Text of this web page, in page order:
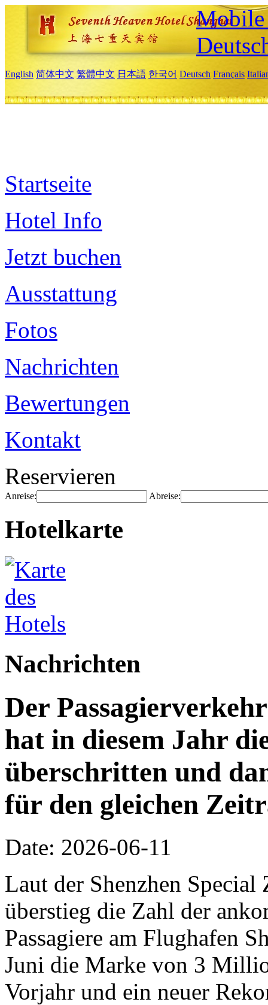
Mobile
English 简体中文 繁體中文 日本語 한국어 Deutsch Français
Startseite
Hotel Info
Jetzt buchen
Ausstattung
Fotos
Nachrichten
Bewertungen
Kontakt
Reservieren
Anreise: Abreise:
Hotelkarte
Nachrichten
Der
hat in diesem Jahr
überschritten und
für den gleichen
Date: 2026-06-11
Laut der Shenzhen
überstieg die Zahl der
Passagiere am Flughafen
Juni die Marke von 3
Vorjahr und ein neuer